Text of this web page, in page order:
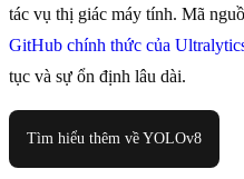
tác vụ thị giác máy tính. Mã
GitHub chính thức của
tục và sự ổn định lâu dài.
Tìm hiểu thêm về YOLOv8